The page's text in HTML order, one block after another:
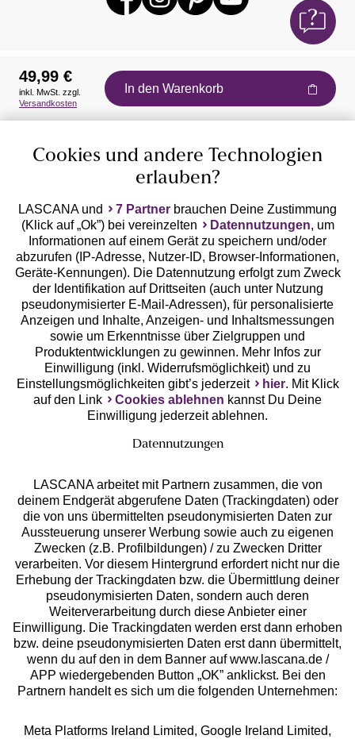
Auszeichnungen
Geprüfte Sicherheit
Unsere Apps
Services
Beratung
Über uns
Rechtliches
49,99 €
inkl. MwSt. zzgl.
Versandkosten
In den Warenkorb
Cookies und andere Technologien
erlauben?
LASCANA und 7 Partner brauchen Deine Zustimmung
(Klick auf „Ok”) bei vereinzelten
Datennutzungen, um
Informationen auf einem Gerät zu speichern und/oder
abzurufen (IP-Adresse, Nutzer-ID, Browser-Informationen,
Geräte-Kennungen). Die Datennutzung erfolgt zum Zweck
der Identifikation auf Drittseiten (auch unter Nutzung
pseudonymisierter E-Mail-Adressen), für personalisierte
Anzeigen und Inhalte, Anzeigen- und Inhaltsmessungen
sowie um Erkenntnisse über Zielgruppen und
Produktentwicklungen zu gewinnen. Mehr Infos zur
Einwilligung (inkl. Widerrufsmöglichkeit) und zu
Einstellungsmöglichkeiten gibt’s jederzeit
hier. Mit Klick
auf den Link
Cookies ablehnen kannst Du Deine
Einwilligung jederzeit ablehnen.
Datennutzungen
LASCANA arbeitet mit Partnern zusammen, die von
deinem Endgerät abgerufene Daten (Trackingdaten) oder
die von uns übermittelten pseudonymisierten Daten zur
Aussteuerung unserer Werbung sowie auch zu eigenen
Zwecken (z.B. Profilbildungen) / zu Zwecken Dritter
verarbeiten. Vor diesem Hintergrund erfordert nicht nur die
Erhebung der Trackingdaten bzw. die Übermittlung deiner
pseudonymisierten Daten, sondern auch deren
Weiterverarbeitung durch diese Anbieter einer
Einwilligung. Die Trackingdaten werden erst dann erhoben
bzw. deine pseudonymisierten Daten erst dann übermittelt,
wenn du auf den in dem Banner auf www.lascana.de /
APP wiedergebenden Button „OK” anklickst. Bei den
Partnern handelt es sich um die folgenden Unternehmen:
Meta Platforms Ireland Limited, Google Ireland Limited,